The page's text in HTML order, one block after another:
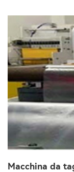
Macchina da